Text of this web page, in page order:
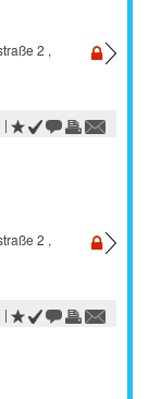
2 ,
|
2 ,
|